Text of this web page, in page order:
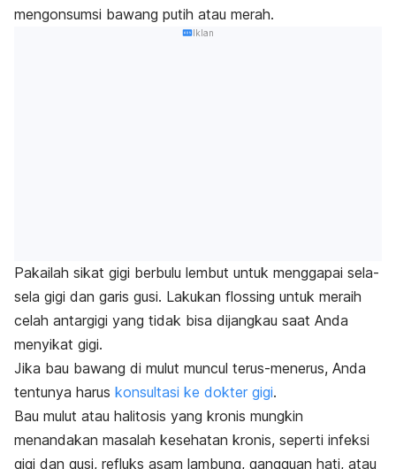
mengonsumsi bawang putih atau merah.
Iklan
Pakailah sikat gigi berbulu lembut untuk menggapai sela-
sela gigi dan garis gusi. Lakukan flossing untuk meraih
celah antargigi yang tidak bisa dijangkau saat Anda
menyikat gigi.
Jika bau bawang di mulut muncul terus-menerus, Anda
tentunya harus konsultasi ke dokter gigi.
Bau mulut atau halitosis yang kronis mungkin
menandakan masalah kesehatan kronis, seperti infeksi
gigi dan gusi, refluks asam lambung, gangguan hati, atau